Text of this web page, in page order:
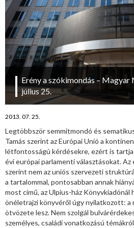
Erény a szókimondás –
július 25.
2013. 07. 25.
Legtöbbször semmitmondó és
Tamás szerint az Európai Unió a
létfontosságú kérdésekre, ezért is
évi európai parlamenti választásokat.
szerint nem az uniós szervezeti
a tartalommal, pontosabban annak
most című, az Ulpius-ház Könyvkiadónál
önéletrajzi könyvéről úgy nyilatkozott: a
ötvözete lesz. Nem szolgál
személyes, családi vonatkozású